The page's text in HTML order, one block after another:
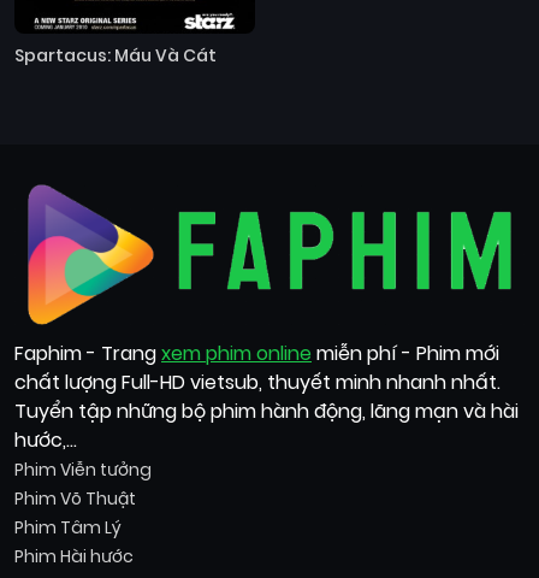
Spartacus: Máu Và Cát
Faphim - Trangxem phim online miễn phí - Phim mới
chất lượng Full-HD vietsub, thuyết minh nhanh nhất.
Tuyển tập những bộ phim hành động, lãng mạn và hài
hước,...
Phim Viễn tưởng
Phim Võ Thuật
Phim Tâm Lý
Phim Hài hước